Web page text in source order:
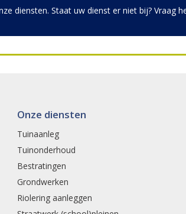
diensten. Staat uw dienst er niet bij? Vraag
Onze diensten
Tuinaanleg
Tuinonderhoud
Bestratingen
Grondwerken
Riolering aanleggen